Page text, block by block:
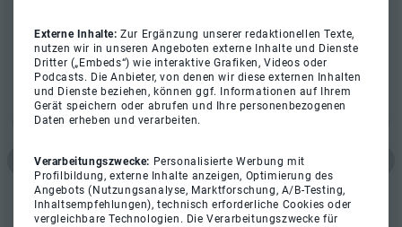
Externe Inhalte:Zur Ergänzung unserer redaktionellen Texte,
nutzen wir in unseren Angeboten externe Inhalte und Dienste
Dritter („Embeds“) wie interaktive Grafiken, Videos oder
Podcasts. Die Anbieter, von denen wir diese externen Inhalten
und Dienste beziehen, können ggf. Informationen auf Ihrem
Gerät speichern oder abrufen und Ihre personenbezogenen
Daten erheben und verarbeiten.
Verarbeitungszwecke: Personalisierte Werbung mit
Profilbildung, externe Inhalte anzeigen, Optimierung des
Angebots (Nutzungsanalyse, Marktforschung, A/B-Testing,
Inhaltsempfehlungen), technisch erforderliche Cookies oder
vergleichbare Technologien. Die Verarbeitungszwecke für